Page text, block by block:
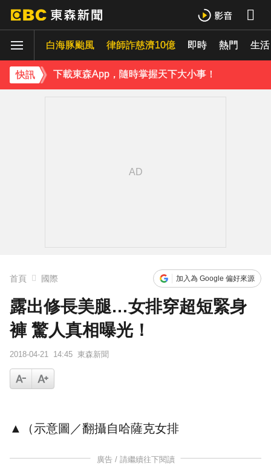
白海豚颱風 律師詐慈濟10億 即時 熱門 生活
快訊
下載東森App，隨時掌握天下大小事！
首頁 國際 加入為 Google 偏好來源
露出修長美腿…女排穿超短緊身
褲 驚人真相曝光！
2018-04-21 14:45 東森新聞
▲（示意圖／翻攝自哈薩克女排
廣告 / 請繼續往下閱讀